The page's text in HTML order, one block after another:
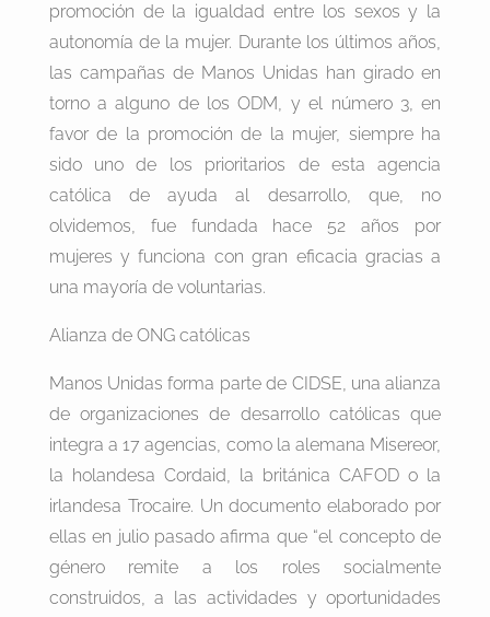
promoción de la igualdad entre los sexos y la
autonomía de la mujer. Durante los últimos años,
las campañas de Manos Unidas han girado en
torno a alguno de los ODM, y el número 3, en
favor de la promoción de la mujer, siempre ha
sido uno de los prioritarios de esta agencia
católica de ayuda al desarrollo, que, no
olvidemos, fue fundada hace 52 años por
mujeres y funciona con gran eficacia gracias a
una mayoría de voluntarias.
Alianza de ONG católicas
Manos Unidas forma parte de CIDSE, una alianza
de organizaciones de desarrollo católicas que
integra a 17 agencias, como la alemana Misereor,
la holandesa Cordaid, la británica CAFOD o la
irlandesa Trocaire. Un documento elaborado por
ellas en julio pasado afirma que “el concepto de
género remite a los roles socialmente
construidos, a las actividades y oportunidades